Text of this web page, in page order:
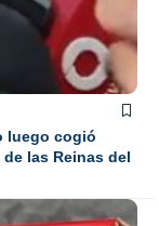
luego cogió
las Reinas del